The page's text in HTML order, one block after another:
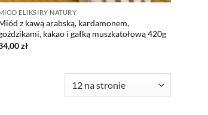
ELIKSIRY NATURY
z kawą arabską, kardamonem,
kakao i gałką muszkatołową 420g
zł